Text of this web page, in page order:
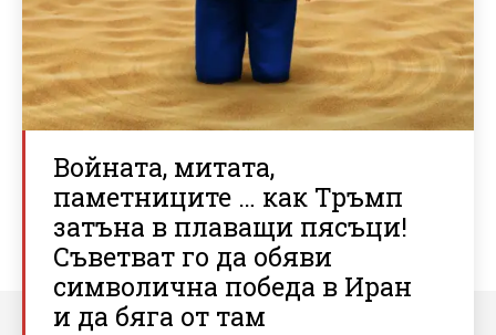
Войната, митата,
паметниците … как Тръмп
затъна в плаващи пясъци!
Съветват го да обяви
символична победа в Иран
и да бяга от там